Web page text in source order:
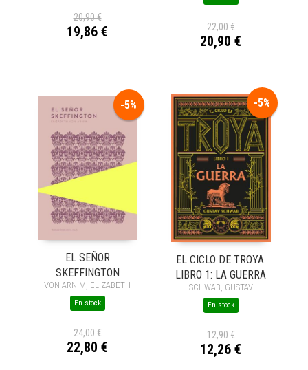
20,90 €
19,86 € 22,00 €
20,90 €
-5%
EL SEÑOR
SKEFFINGTON
VON ARNIM, ELIZABETH
En stock
24,00 €
22,80 €
-5%
EL CICLO DE TROYA.
LIBRO 1: LA GUERRA
SCHWAB, GUSTAV
En stock
12,90 €
12,26 €